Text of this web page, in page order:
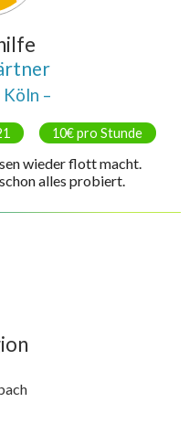
–
10€ pro Stunde
wieder flott macht.
alles probiert.